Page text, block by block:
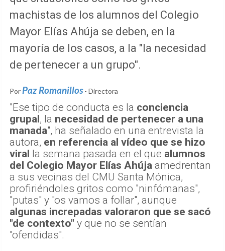
machistas de los alumnos del Colegio
Mayor Elías Ahúja se deben, en la
mayoría de los casos, a la "la necesidad
de pertenecer a un grupo".
Por Paz Romanillos - Directora
"Ese tipo de conducta es la conciencia
grupal, la necesidad de pertenecer a una
manada", ha señalado en una entrevista la
autora, en referencia al vídeo que se hizo
viral la semana pasada en el que alumnos
del Colegio Mayor Elías Ahúja amedrentan
a sus vecinas del CMU Santa Mónica,
profiriéndoles gritos como "ninfómanas",
"putas" y "os vamos a follar", aunque
algunas increpadas valoraron que se sacó
"de contexto" y que no se sentían
"ofendidas".